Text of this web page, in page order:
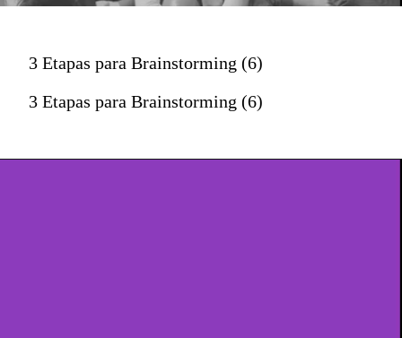
3 Etapas para Brainstorming (6)
3 Etapas para Brainstorming (6)